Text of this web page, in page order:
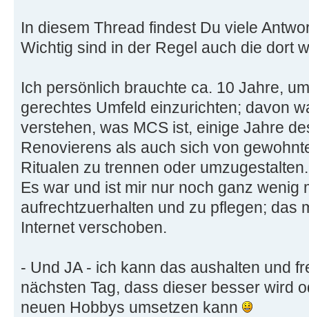
In diesem Thread findest Du viele
Wichtig sind in der Regel auch die dort
Ich persönlich brauchte ca. 10 Jahre,
gerechtes Umfeld einzurichten; davon
verstehen, was MCS ist, einige Jahre
Renovierens als auch sich von
Ritualen zu trennen oder umzugestalten.
Es war und ist mir nur noch ganz wenig
aufrechtzuerhalten und zu pflegen; das
Internet verschoben.
- Und JA - ich kann das aushalten und
nächsten Tag, dass dieser besser wird
neuen Hobbys umsetzen kann